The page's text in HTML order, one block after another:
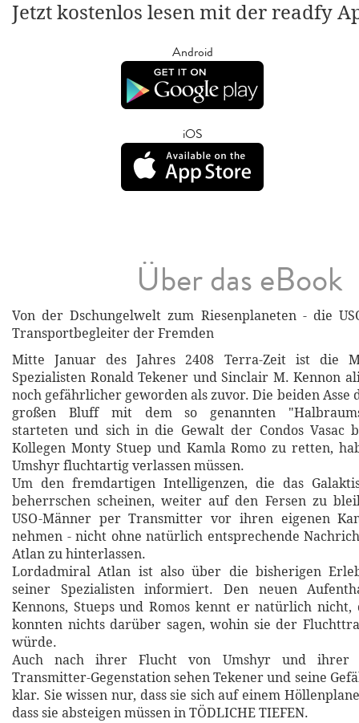
Jetzt kostenlos lesen mit der readfy
Android
iOS
Über das eBook
Von der Dschungelwelt zum Riesenplaneten - die
Transportbegleiter der Fremden
Mitte Januar des Jahres 2408 Terra-Zeit ist die
Spezialisten Ronald Tekener und Sinclair M. Kennon
noch gefährlicher geworden als zuvor. Die beiden Asse
großen Bluff mit dem so genannten
starteten und sich in die Gewalt der Condos Vasac
Kollegen Monty Stuep und Kamla Romo zu retten,
Umshyr fluchtartig verlassen müssen.
Um den fremdartigen Intelligenzen, die das
beherrschen scheinen, weiter auf den Fersen zu
USO-Männer per Transmitter vor ihren eigenen
nehmen - nicht ohne natürlich entsprechende
Atlan zu hinterlassen.
Lordadmiral Atlan ist also über die bisherigen
seiner Spezialisten informiert. Den neuen
Kennons, Stueps und Romos kennt er natürlich nicht,
konnten nichts darüber sagen, wohin sie der
würde.
Auch nach ihrer Flucht von Umshyr und
Transmitter-Gegenstation sehen Tekener und seine
klar. Sie wissen nur, dass sie sich auf einem
dass sie absteigen müssen in TÖDLICHE TIEFEN.